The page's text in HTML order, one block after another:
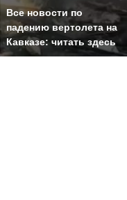
Все новости по
падению вертолета на
Кавказе: читать здесь